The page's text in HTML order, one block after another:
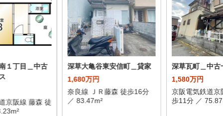
１丁目＿中古
京阪線 藤森 徒
深草大亀谷東安信町＿貸家
1,680万円
奈良線 ＪＲ藤森 徒歩16分
／ 83.47m²
深草瓦町＿中古
1,580万円
京阪電気鉄道京
歩11分 ／